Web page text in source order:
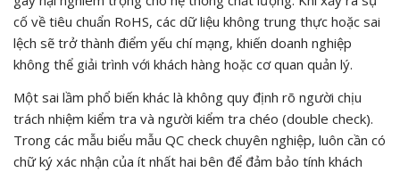
cố về tiêu chuẩn RoHS, các dữ liệu không trung thực hoặc sai
lệch sẽ trở thành điểm yếu chí mạng, khiến doanh nghiệp
không thể giải trình với khách hàng hoặc cơ quan quản lý.
Một sai lầm phổ biến khác là không quy định rõ người chịu
trách nhiệm kiểm tra và người kiểm tra chéo (double check).
Trong các mẫu biểu mẫu QC check chuyên nghiệp, luôn cần có
chữ ký xác nhận của ít nhất hai bên để đảm bảo tính khách